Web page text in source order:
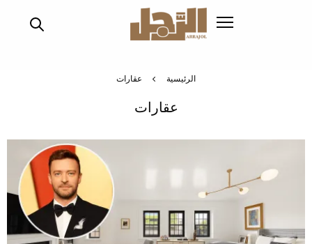
الرئيسية عقارات
عقارات